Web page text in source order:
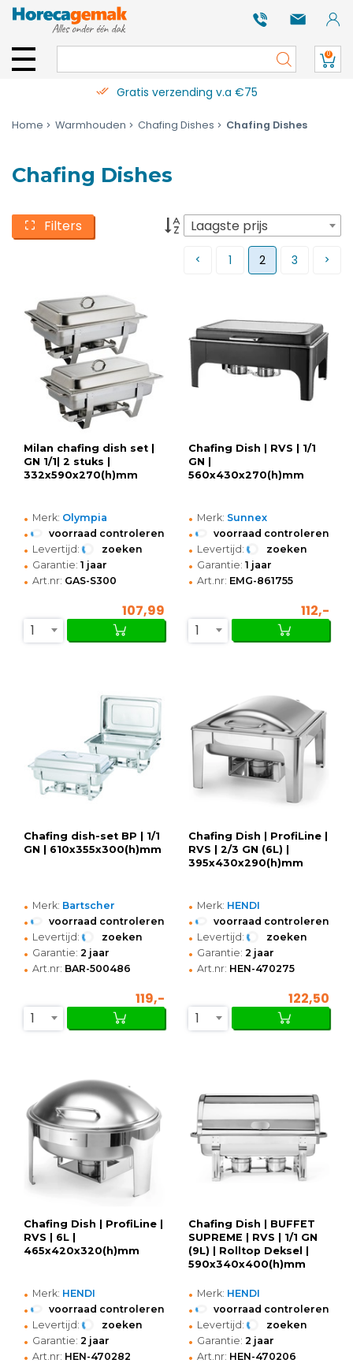
0
Gratis verzending v.a €75
Home Warmhouden Chafing Dishes Chafing Dishes
Chafing Dishes
Filters Laagste prijs
1 2 3
Milan chafing dish set |
GN 1/1| 2 stuks |
332x590x270(h)mm
• Merk: Olympia
• voorraad controleren
• Levertijd: zoeken
• Garantie: 1 jaar
• Art.nr: GAS-S300
107,99
1
Chafing Dish | RVS | 1/1
GN |
560x430x270(h)mm
• Merk: Sunnex
• voorraad controleren
• Levertijd: zoeken
• Garantie: 1 jaar
• Art.nr: EMG-861755
112,-
1
Chafing dish-set BP | 1/1
GN | 610x355x300(h)mm
• Merk: Bartscher
• voorraad controleren
• Levertijd: zoeken
• Garantie: 2 jaar
• Art.nr: BAR-500486
119,-
1
Chafing Dish | ProfiLine |
RVS | 2/3 GN (6L) |
395x430x290(h)mm
• Merk: HENDI
• voorraad controleren
• Levertijd: zoeken
• Garantie: 2 jaar
• Art.nr: HEN-470275
122,50
1
Chafing Dish | ProfiLine |
RVS | 6L |
465x420x320(h)mm
• Merk: HENDI
• voorraad controleren
• Levertijd: zoeken
• Garantie: 2 jaar
• Art.nr: HEN-470282
Chafing Dish | BUFFET
SUPREME | RVS | 1/1 GN
(9L) | Rolltop Deksel |
590x340x400(h)mm
• Merk: HENDI
• voorraad controleren
• Levertijd: zoeken
• Garantie: 2 jaar
• Art.nr: HEN-470206